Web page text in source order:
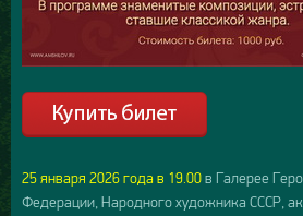
25 января 2026 года в 19.00в Галерее
Федерации, Народного художника СССР,